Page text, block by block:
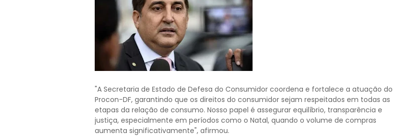
"A Secretaria de Estado de Defesa do Consumidor coordena e fortalece a atuação do
Procon-DF, garantindo que os direitos do consumidor sejam respeitados em todas as
etapas da relação de consumo. Nosso papel é assegurar equilíbrio, transparência e
justiça, especialmente em períodos como o Natal, quando o volume de compras
aumenta significativamente", afirmou.